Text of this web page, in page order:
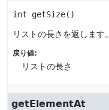
int getSize()
リストの長さを返します。
戻り値:
リストの長さ
getElementAt